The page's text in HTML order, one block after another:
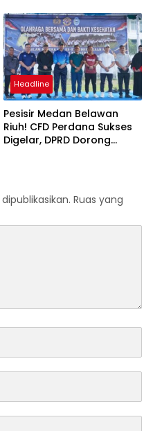
Headline
Pesisir Medan Belawan
Riuh! CFD Perdana Sukses
Digelar, DPRD Dorong
Ruas yang